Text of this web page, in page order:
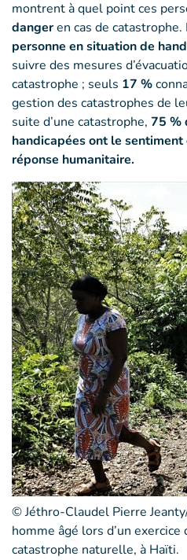
montrent à quel point ces
dangeren cas de
personne en situation de
suivre des mesures
catastrophe ; seuls 17 %
gestion des catastrophes de
suite d’une catastrophe, 75 %
handicapées ont le
réponse humanitaire.
© Jéthro-Claudel Pierre
homme âgé lors d’un
catastrophe naturelle, à Haïti.